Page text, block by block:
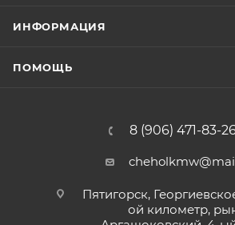
ИНФОРМАЦИЯ
ПОМОЩЬ
8 (906) 471-83-
Пятигорск,
ой километр,